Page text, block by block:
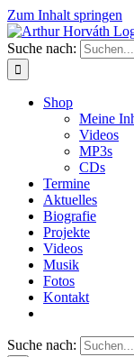
Zum Inhalt springen
Suche nach:
Shop
Meine
Videos
MP3s
CDs
Termine
Aktuelles
Biografie
Projekte
Videos
Musik
Fotos
Kontakt
Suche nach: